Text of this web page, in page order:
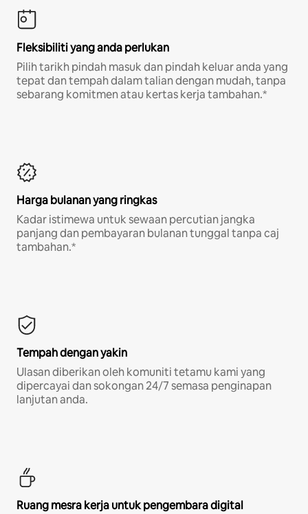
Fleksibiliti yang anda perlukan
Pilih tarikh pindah masuk dan pindah keluar anda yang
tepat dan tempah dalam talian dengan mudah, tanpa
sebarang komitmen atau kertas kerja tambahan.*
Harga bulanan yang ringkas
Kadar istimewa untuk sewaan percutian jangka
panjang dan pembayaran bulanan tunggal tanpa caj
tambahan.*
Tempah dengan yakin
Ulasan diberikan oleh komuniti tetamu kami yang
dipercayai dan sokongan 24/7 semasa penginapan
lanjutan anda.
Ruang mesra kerja untuk pengembara digital